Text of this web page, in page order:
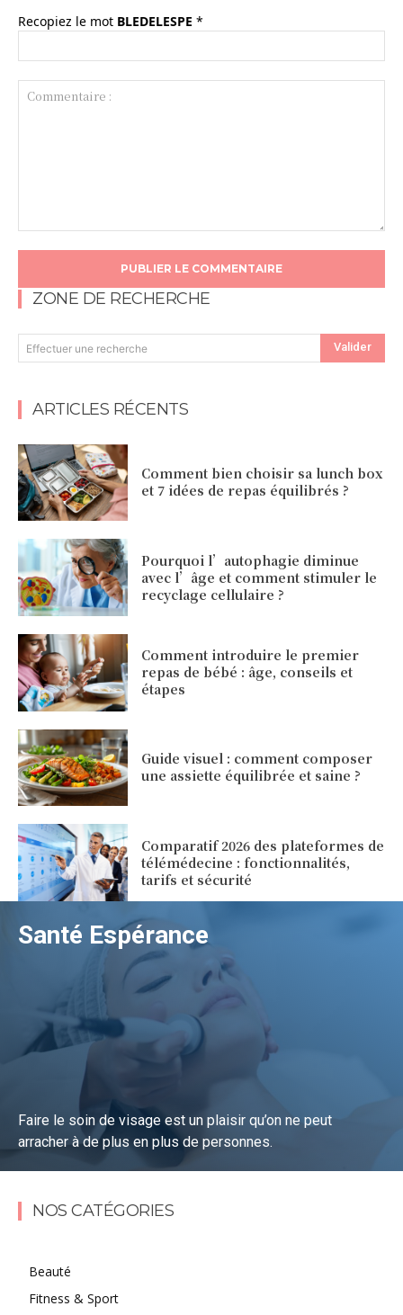
Recopiez le mot BLEDELESPE *
ZONE DE RECHERCHE
Effectuer une recherche Valider
ARTICLES RÉCENTS
Comment bien choisir sa lunch box
et 7 idées de repas équilibrés ?
Pourquoi l’autophagie diminue
avec l’âge et comment stimuler le
recyclage cellulaire ?
Comment introduire le premier
repas de bébé : âge, conseils et
étapes
Guide visuel : comment composer
une assiette équilibrée et saine ?
Comparatif 2026 des plateformes de
télémédecine : fonctionnalités,
tarifs et sécurité
Santé Espérance
Faire le soin de visage est un plaisir qu’on ne peut
arracher à de plus en plus de personnes.
Lire la suite
NOS CATÉGORIES
Beauté
Fitness & Sport